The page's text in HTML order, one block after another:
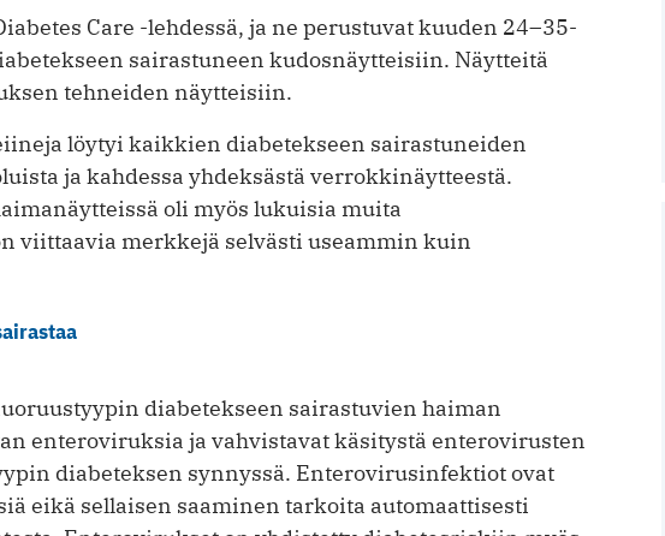
Care -lehdessä, ja ne perustuvat kuuden 24–35-
sairastuneen kudosnäytteisiin. Näytteitä
tehneiden näytteisiin.
löytyi kaikkien diabetekseen sairastuneiden
ja kahdessa yhdeksästä verrokkinäytteestä.
oli myös lukuisia muita
viittaavia merkkejä selvästi useammin kuin
diabetekseen sairastuvien haiman
enteroviruksia ja vahvistavat käsitystä enterovirusten
diabeteksen synnyssä. Enterovirusinfektiot ovat
eikä sellaisen saaminen tarkoita automaattisesti